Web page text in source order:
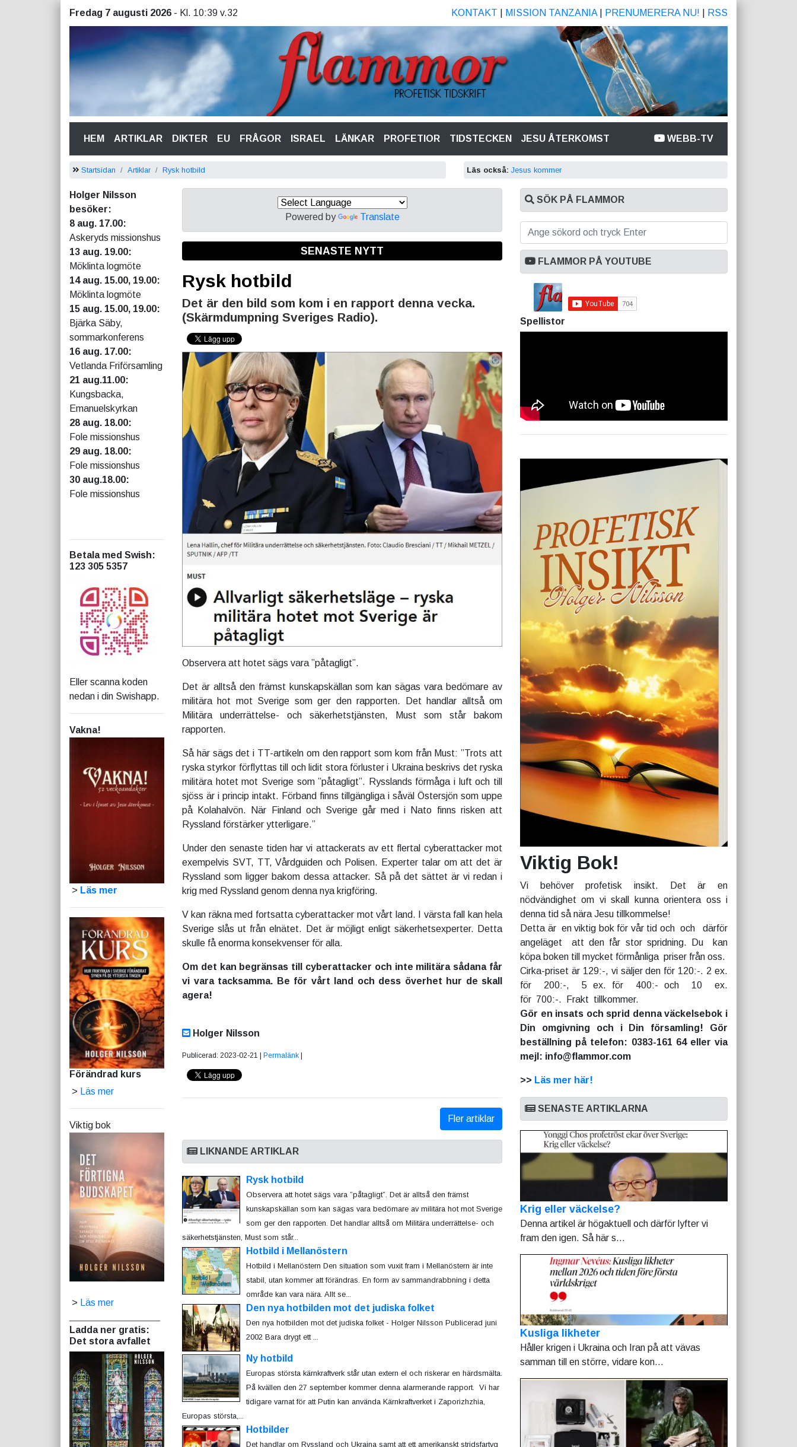
Fredag 7 augusti 2026 - Kl. 10:39 v.32 KONTAKT MISSION TANZANIA| PRENUMERERA NU! RSS
HEM(CURRENT)
ARTIKLAR DIKTER EU FRÅGOR ISRAEL LÄNKAR PROFETIOR TIDSTECKEN JESU ÅTERKOMST WEBB-TV
Startsidan Artiklar Rysk hotbild Läs också: Jesus kommer
Holger Nilsson
besöker:
8 aug. 17.00:
Askeryds missionshus
13 aug. 19.00:
Möklinta logmöte
14 aug. 15.00, 19.00:
Möklinta logmöte
15 aug. 15.00, 19.00:
Bjärka Säby,
sommarkonferens
16 aug. 17.00:
Vetlanda Friförsamling
21 aug.11.00:
Kungsbacka,
Emanuelskyrkan
28 aug. 18.00:
Fole missionshus
29 aug. 18.00:
Fole missionshus
30 aug.18.00:
Fole missionshus
Betala med Swish:
123 305 5357
Eller scanna koden
nedan i din Swishapp.
Vakna!
> Läs mer
Förändrad kurs
> Läs mer
Viktig bok
> Läs mer
Ladda ner gratis:
Det stora avfallet
Powered by Translate
SENASTE NYTT
Rysk hotbild
Det är den bild som kom i en rapport denna vecka.
(Skärmdumpning Sveriges Radio).
Observera att hotet sägs vara ”påtagligt”.
Det är alltså den främst kunskapskällan som kan sägas vara bedömare av
militära hot mot Sverige som ger den rapporten. Det handlar alltså om
Militära underrättelse- och säkerhetstjänsten, Must som står bakom
rapporten.
Så här sägs det i TT-artikeln om den rapport som kom från Must: ”Trots att
ryska styrkor förflyttas till och lidit stora förluster i Ukraina beskrivs det ryska
militära hotet mot Sverige som ”påtagligt”. Rysslands förmåga i luft och till
sjöss är i princip intakt. Förband finns tillgängliga i såväl Östersjön som uppe
på Kolahalvön. När Finland och Sverige går med i Nato finns risken att
Ryssland förstärker ytterligare.”
Under den senaste tiden har vi attackerats av ett flertal cyberattacker mot
exempelvis SVT, TT, Vårdguiden och Polisen. Experter talar om att det är
Ryssland som ligger bakom dessa attacker. Så på det sättet är vi redan i
krig med Ryssland genom denna nya krigföring.
V kan räkna med fortsatta cyberattacker mot vårt land. I värsta fall kan hela
Sverige slås ut från elnätet. Det är möjligt enligt säkerhetsexperter. Detta
skulle få enorma konsekvenser för alla.
Om det kan begränsas till cyberattacker och inte militära sådana får
vi vara tacksamma. Be för vårt land och dess överhet hur de skall
agera!
Holger Nilsson
Publicerad: 2023-02-21 | Permalänk |
Fler artiklar
LIKNANDE ARTIKLAR
Rysk hotbild
Observera att hotet sägs vara ”påtagligt”. Det är alltså den främst
kunskapskällan som kan sägas vara bedömare av militära hot mot Sverige
som ger den rapporten. Det handlar alltså om Militära underrättelse- och
säkerhetstjänsten, Must som står...
Hotbild i Mellanöstern
Hotbild i Mellanöstern Den situation som vuxit fram i Mellanöstern är inte
stabil, utan kommer att förändras. En form av sammandrabbning i detta
område kan vara nära. Allt se...
Den nya hotbilden mot det judiska folket
Den nya hotbilden mot det judiska folket - Holger Nilsson Publicerad juni
2002 Bara drygt ett ...
Ny hotbild
Europas största kärnkraftverk står utan extern el och riskerar en härdsmälta.
På kvällen den 27 september kommer denna alarmerande rapport. Vi har
tidigare varnat för att Putin kan använda Kärnkraftverket i Zaporizhzhia,
Europas största,...
Hotbilder
Det handlar om Ryssland och Ukraina samt att ett amerikanskt stridsfartyg
SÖK PÅ FLAMMOR
FLAMMOR PÅ YOUTUBE
Spellistor
Viktig Bok!
Vi behöver profetisk insikt. Det är en
nödvändighet om vi skall kunna orientera oss i
denna tid så nära Jesu tillkommelse!
Detta är en viktig bok för vår tid och och därför
angeläget att den får stor spridning. Du kan
köpa boken till mycket förmånliga priser från oss.
Cirka-priset är 129:-, vi säljer den för 120:-. 2 ex.
för 200:-, 5 ex. för 400:- och 10 ex.
för 700:-. Frakt tillkommer.
Gör en insats och sprid denna väckelsebok i
Din omgivning och i Din församling! Gör
beställning på telefon: 0383-161 64 eller via
mejl: info@flammor.com
>> Läs mer här!
SENASTE ARTIKLARNA
Krig eller väckelse?
Denna artikel är högaktuell och därför lyfter vi
fram den igen. Så här s...
Kusliga likheter
Håller krigen i Ukraina och Iran på att vävas
samman till en större, vidare kon...